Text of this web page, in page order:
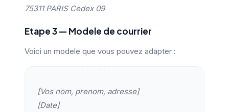
75311 PARIS Cedex 09
Etape 3 — Modele de courrier
Voici un modele que vous pouvez adapter :
[Vos nom, prenom, adresse]
[Date]